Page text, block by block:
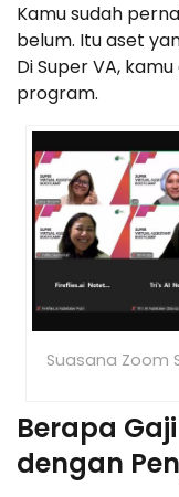
Kamu sudah
belum. Itu aset
Di Super VA,
program.
Suasana Zoom
Berapa
dengan